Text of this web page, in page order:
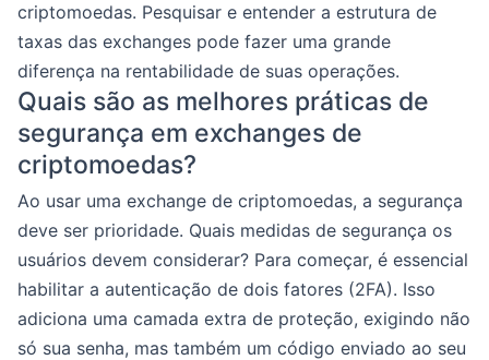
criptomoedas. Pesquisar e entender a estrutura de
taxas das exchanges pode fazer uma grande
diferença na rentabilidade de suas operações.
Quais são as melhores práticas de
segurança em exchanges de
criptomoedas?
Ao usar uma exchange de criptomoedas, a segurança
deve ser prioridade. Quais medidas de segurança os
usuários devem considerar? Para começar, é essencial
habilitar a autenticação de dois fatores (2FA). Isso
adiciona uma camada extra de proteção, exigindo não
só sua senha, mas também um código enviado ao seu